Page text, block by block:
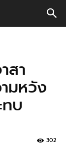
สา
มหวัง
บ
302